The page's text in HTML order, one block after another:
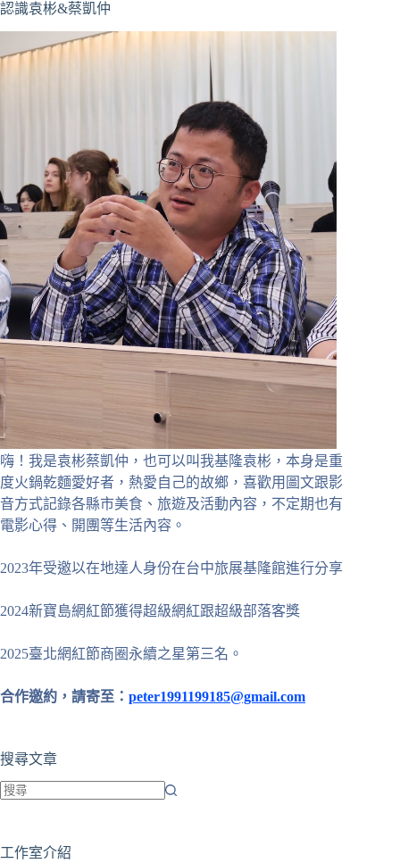
認識袁彬&蔡凱仲
嗨！我是袁彬蔡凱仲，也可以叫我基隆袁彬，本身是重
度火鍋乾麵愛好者，熱愛自己的故鄉，喜歡用圖文跟影
音方式記錄各縣市美食、旅遊及活動內容，不定期也有
電影心得、開團等生活內容。
2023年受邀以在地達人身份在台中旅展基隆館進行分享
2024新寶島網紅節獲得超級網紅跟超級部落客獎
2025臺北網紅節商圈永續之星第三名。
合作邀約，請寄至： peter1991199185@gmail.com
搜尋文章
到
工作室介紹